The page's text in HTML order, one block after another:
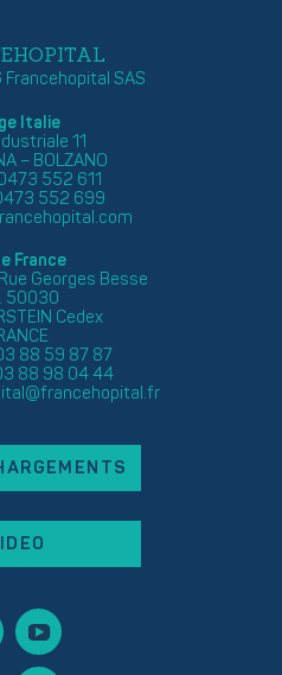
SAS
Italie
11
– BOLZANO
552 611
552 699
France
Georges Besse
50030
Cedex
88 59 87 87
88 98 04 44